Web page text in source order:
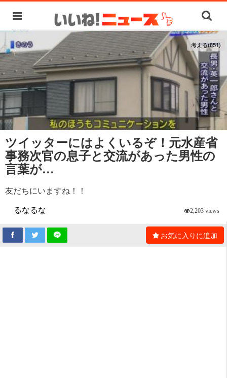
考える(851)
ツイッターにはよくいるぞ！元水産省
事務次官の息子と交流があった男性の
言葉が…
友だちにいますね！！
るなるな
2,203 views
お気に入りに追加